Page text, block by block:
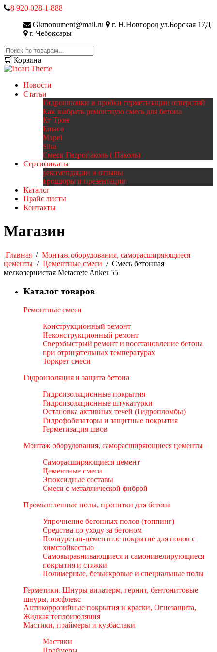
8-920-028-1-888
Gkmonument@mail.ru
г. Н.Новгород ул.Борская 17Д
г. Чебоксары
Искать:
🛒 Корзина
Новости
Статьи
Гидрошпонки и пробки герметизации отверстий
Как выбрать ремонтную смесь для бетона
Кт Трон
Emaco
Mapei
Sika
Смеси Гидропаколь ( Паколь)
Сертификаты
рекомендации и отзывы
Брошюры и презентации
Каталог
Прайс листы
Контакты
Магазин
Главная / Монтаж оборудования, саморасширяющиеся
цементы / Цементные смеси / Смесь бетонная
мелкозернистая Metacrete Anker 55
Каталог товаров
Ремонтные смеси
Конструкционный ремонт
Неконструкционный ремонт
Сверхбыстрый ремонт и восстановление бетона
при отрицательных температурах
Торкрет смеси
Гидроизоляция и защита бетона
Гидроизоляционные покрытия
Гидроизоляционные штукатурки
Остановка активных течей (Гидропломбы)
Гидрофобизаторы и защитные покрытия
Герметизация швов
Монтаж оборудования, саморасширяющиеся цементы
Саморасширяющиеся цемент
Цементные смеси
Эпоксидные составы
Смеси с металлической фиброй
Промышленные полы, пропитки для бетона
Упрочнение бетонных полов (топпинг)
Средства по уходу за бетоном
Полиуретан-цементное покрытие для полов с
химстойкостью
Самовыравнивающиеся и самонивелирующиеся
покрытия и стяжки
Полимерные, безыскровые и специальные полы
Герметики. Шнуры вилатерм, гернит, бентонитовые
шнуры, изофлекс
Антикоррозийные покрытия и краски, Огнезащита,
Жидкая теплоизоляция
Мастики, праймеры и кузбаслаки
Мастики